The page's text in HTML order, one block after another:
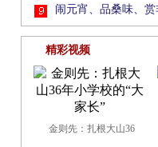
闹元宵、品桑味、
精彩视频
金则先：扎根大山36